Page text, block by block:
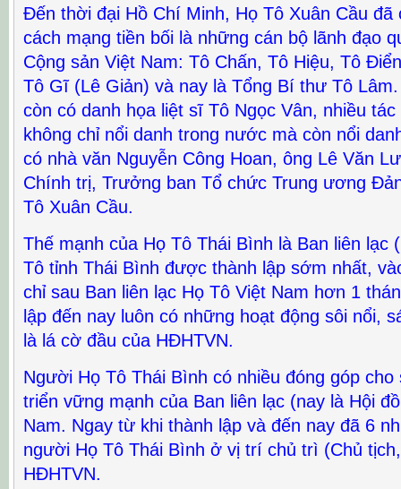
Đến thời đại Hồ Chí Minh, Họ Tô Xuân Cầu đã
cách mạng tiền bối là những cán bộ lãnh đạo
Cộng sản Việt Nam: Tô Chấn, Tô Hiệu, Tô
Tô Gĩ (Lê Giản) và nay là Tổng Bí thư Tô
còn có danh họa liệt sĩ Tô Ngọc Vân, nhiều
không chỉ nổi danh trong nước mà còn nổi
có nhà văn Nguyễn Công Hoan, ông Lê Văn
Chính trị, Trưởng ban Tổ chức Trung ương
Tô Xuân Cầu.
Thế mạnh của Họ Tô Thái Bình là Ban liên lạc
Tô tỉnh Thái Bình được thành lập sớm nhất,
chỉ sau Ban liên lạc Họ Tô Việt Nam hơn 1
lập đến nay luôn có những hoạt động sôi nổi,
là lá cờ đầu của HĐHTVN.
Người Họ Tô Thái Bình có nhiều đóng góp
triển vững mạnh của Ban liên lạc (nay là Hội
Nam. Ngay từ khi thành lập và đến nay đã 6
người Họ Tô Thái Bình ở vị trí chủ trì (Chủ
HĐHTVN.